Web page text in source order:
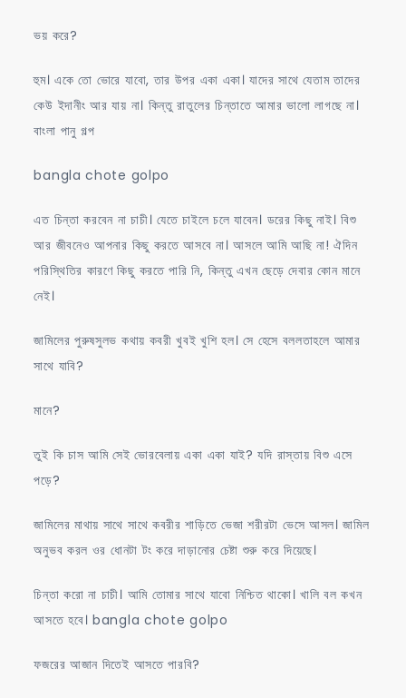
ভয় করে?
হুম। একে তো ভোরে যাবো, তার উপর একা একা। যাদের সাথে যেতাম তাদের
কেউ ইদানীং আর যায় না। কিন্তু রাতুলের চিন্তাতে আমার ভালো লাগছে না।
বাংলা পানু গল্প
bangla chote golpo
এত চিন্তা করবেন না চাচী। যেতে চাইলে চলে যাবেন। ডরের কিছু নাই। বিশু
আর জীবনেও আপনার কিছু করতে আসবে না। আসলে আমি আছি না! ঐদিন
পরিস্থিতির কারণে কিছু করতে পারি নি, কিন্তু এখন ছেড়ে দেবার কোন মানে
নেই।
জামিলের পুরুষসুলভ কথায় কবরী খুবই খুশি হল। সে হেসে বললতাহলে আমার
সাথে যাবি?
মানে?
তুই কি চাস আমি সেই ভোরবেলায় একা একা যাই? যদি রাস্তায় বিশু এসে
পড়ে?
জামিলের মাথায় সাথে সাথে কবরীর শাড়িতে ভেজা শরীরটা ভেসে আসল। জামিল
অনুভব করল ওর ধোনটা টং করে দাড়ানোর চেষ্টা শুরু করে দিয়েছে।
চিন্তা করো না চাচী। আমি তোমার সাথে যাবো নিশ্চিত থাকো। খালি বল কখন
আসতে হবে। bangla chote golpo
ফজরের আজান দিতেই আসতে পারবি?